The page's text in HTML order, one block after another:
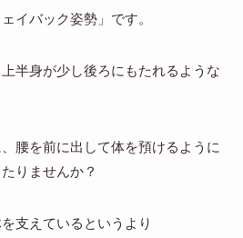
イバック姿勢」です。
半身が少し後ろにもたれるような
腰を前に出して体を預けるように
りませんか？
支えているというより